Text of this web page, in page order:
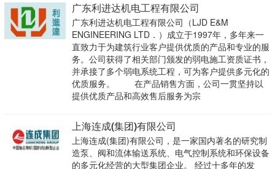
广东利进达机电工程有限公司
广东利进达机电工程有限公司（LJD E&M
ENGINEERING LTD．）成立于1997年，多年来一
直致力于为建筑行业客户提供优质的产品和专业的服
务。公司获得了相关部门颁发的弱电施工资质证书，
并承接了多个弱电系统工程，可为客户提供多元化的
优质服务。 在产品销售方面，公司一贯坚持以
提供优质产品和高效售后服务为宗
上海连成(集团)有限公司
上海连成(集团)有限公司，是一家国内著名的研究制
造泵、阀和流体输送系统、电气控制系统和环保设备
的多元化经营的大型集团企业。 经过十多年的发